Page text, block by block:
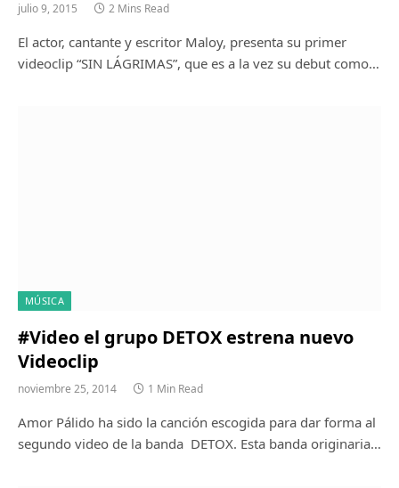
julio 9, 2015 2 Mins Read
El actor, cantante y escritor Maloy, presenta su primer
videoclip “SIN LÁGRIMAS”, que es a la vez su debut como…
MÚSICA
#Video el grupo DETOX estrena nuevo
Videoclip
noviembre 25, 2014 1 Min Read
Amor Pálido ha sido la canción escogida para dar forma al
segundo video de la banda DETOX. Esta banda originaria…